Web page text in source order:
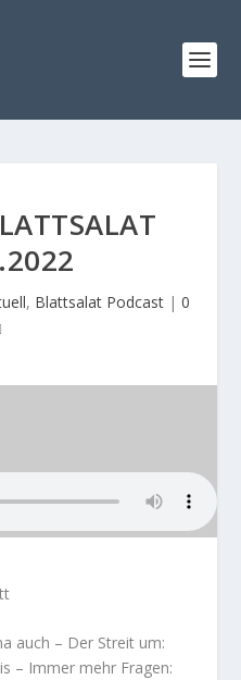
, Blattsalat Podcast | 0
auch – Der Streit um:
– Immer mehr Fragen: